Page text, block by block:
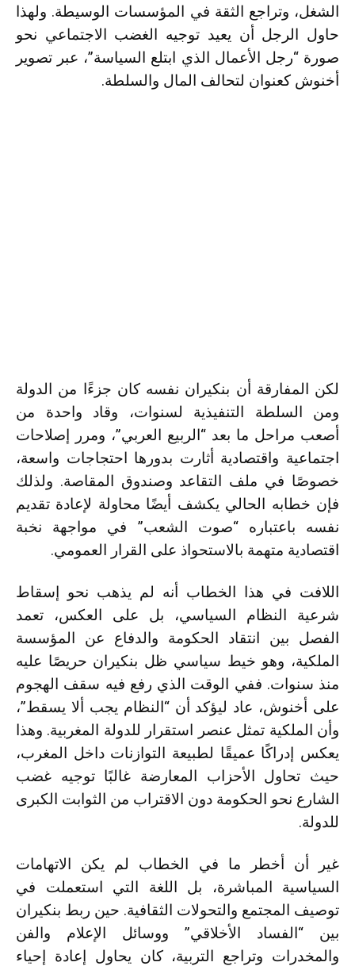
الشغل، وتراجع الثقة في المؤسسات الوسيطة. ولهذا
حاول الرجل أن يعيد توجيه الغضب الاجتماعي نحو
صورة “رجل الأعمال الذي ابتلع السياسة”، عبر تصوير
أخنوش كعنوان لتحالف المال والسلطة.
لكن المفارقة أن بنكيران نفسه كان جزءًا من الدولة
ومن السلطة التنفيذية لسنوات، وقاد واحدة من
أصعب مراحل ما بعد “الربيع العربي”، ومرر إصلاحات
اجتماعية واقتصادية أثارت بدورها احتجاجات واسعة،
خصوصًا في ملف التقاعد وصندوق المقاصة. ولذلك
فإن خطابه الحالي يكشف أيضًا محاولة لإعادة تقديم
نفسه باعتباره “صوت الشعب” في مواجهة نخبة
اقتصادية متهمة بالاستحواذ على القرار العمومي.
اللافت في هذا الخطاب أنه لم يذهب نحو إسقاط
شرعية النظام السياسي، بل على العكس، تعمد
الفصل بين انتقاد الحكومة والدفاع عن المؤسسة
الملكية، وهو خيط سياسي ظل بنكيران حريصًا عليه
منذ سنوات. ففي الوقت الذي رفع فيه سقف الهجوم
على أخنوش، عاد ليؤكد أن “النظام يجب ألا يسقط”،
وأن الملكية تمثل عنصر استقرار للدولة المغربية. وهذا
يعكس إدراكًا عميقًا لطبيعة التوازنات داخل المغرب،
حيث تحاول الأحزاب المعارضة غالبًا توجيه غضب
الشارع نحو الحكومة دون الاقتراب من الثوابت الكبرى
للدولة.
غير أن أخطر ما في الخطاب لم يكن الاتهامات
السياسية المباشرة، بل اللغة التي استعملت في
توصيف المجتمع والتحولات الثقافية. حين ربط بنكيران
بين “الفساد الأخلاقي” ووسائل الإعلام والفن
والمخدرات وتراجع التربية، كان يحاول إعادة إحياء